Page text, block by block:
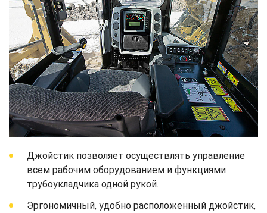
Джойстик позволяет осуществлять управление
всем рабочим оборудованием и функциями
трубоукладчика одной рукой.
Эргономичный, удобно расположенный джойстик,